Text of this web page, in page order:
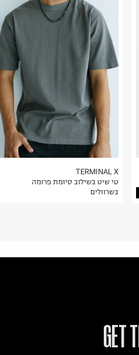
TERMINAL X
טי שיט בשילוב סיומת פרומה
בשרוולים